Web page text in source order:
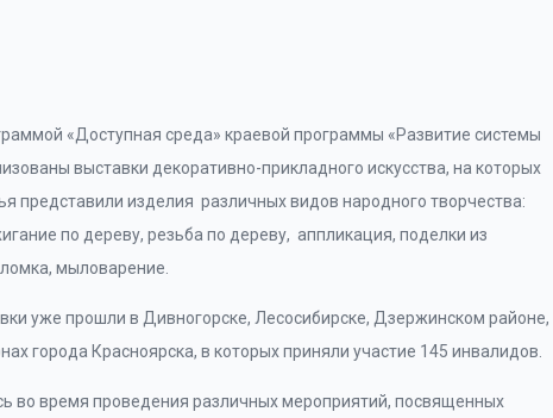
«Доступная среда» краевой программы «Развитие системы
выставки декоративно-прикладного искусства, на которых
представили изделия различных видов народного творчества:
по дереву, резьба по дереву, аппликация, поделки из
мыловарение.
уже прошли в Дивногорске, Лесосибирске, Дзержинском районе,
города Красноярска, в которых приняли участие 145 инвалидов.
во время проведения различных мероприятий, посвященных